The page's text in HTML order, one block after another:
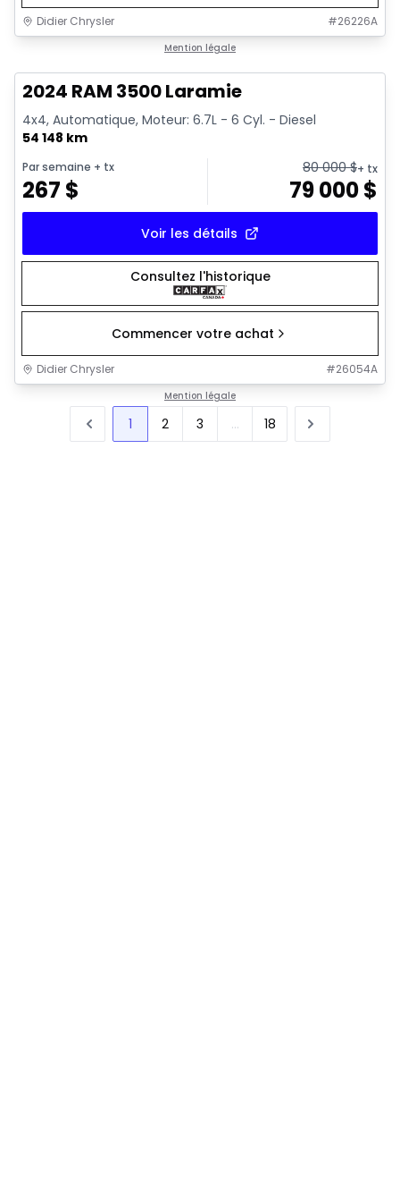
Didier Chrysler #26226A
Mention légale
2024 RAM 3500 Laramie
4x4, Automatique, Moteur: 6.7L - 6 Cyl. - Diesel
54 148 km
Par semaine + tx
267 $
80 000$+ tx
79 000$
Voir les détails
Consultez l'historique
Commencer votre achat
Didier Chrysler #26054A
Mention légale
1 2 3 ... 18